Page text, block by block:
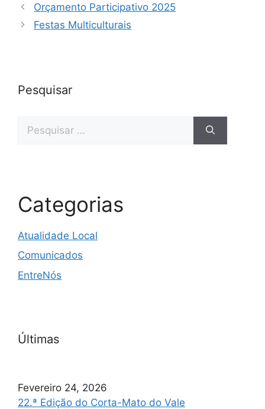
Orçamento Participativo 2025
Festas Multiculturais
Pesquisar
Categorias
Atualidade Local
Comunicados
EntreNós
Últimas
Fevereiro 24, 2026
22.ª Edição do Corta-Mato do Vale